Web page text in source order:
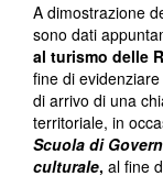
A dimostrazione
sono dati
al turismo delle
fine di
di arrivo di una
territoriale, in
Scuola di
culturale, al fine